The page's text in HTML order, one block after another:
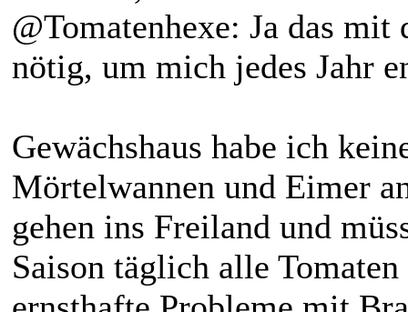
@Tomatenhexe: Ja das
nötig, um mich jedes Jahr
Gewächshaus habe ich
Mörtelwannen und Eimer
gehen ins Freiland und
Saison täglich alle